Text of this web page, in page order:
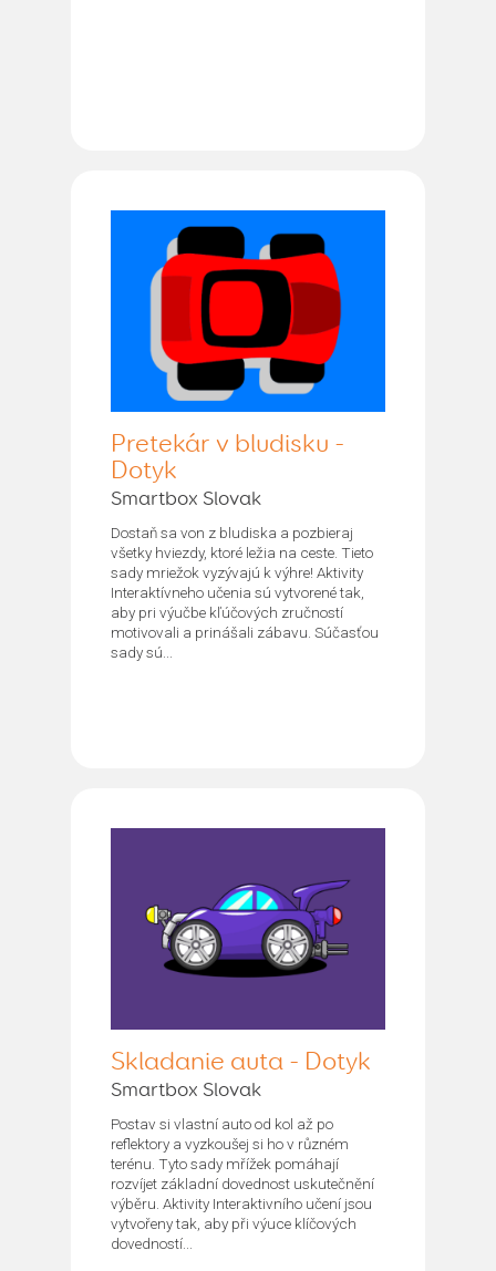
Pretekár v bludisku -
Dotyk
Smartbox Slovak
Dostaň sa von z bludiska a pozbieraj
všetky hviezdy, ktoré ležia na ceste. Tieto
sady mriežok vyzývajú k výhre! Aktivity
Interaktívneho učenia sú vytvorené tak,
aby pri výučbe kľúčových zručností
motivovali a prinášali zábavu. Súčasťou
sady sú...
Skladanie auta - Dotyk
Smartbox Slovak
Postav si vlastní auto od kol až po
reflektory a vyzkoušej si ho v různém
terénu. Tyto sady mřížek pomáhají
rozvíjet základní dovednost uskutečnění
výběru. Aktivity Interaktivního učení jsou
vytvořeny tak, aby při výuce klíčových
dovedností...